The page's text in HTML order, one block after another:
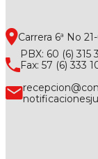
Carrera 6ª No
PBX: 60 (6) 315
Fax: 57 (6) 333